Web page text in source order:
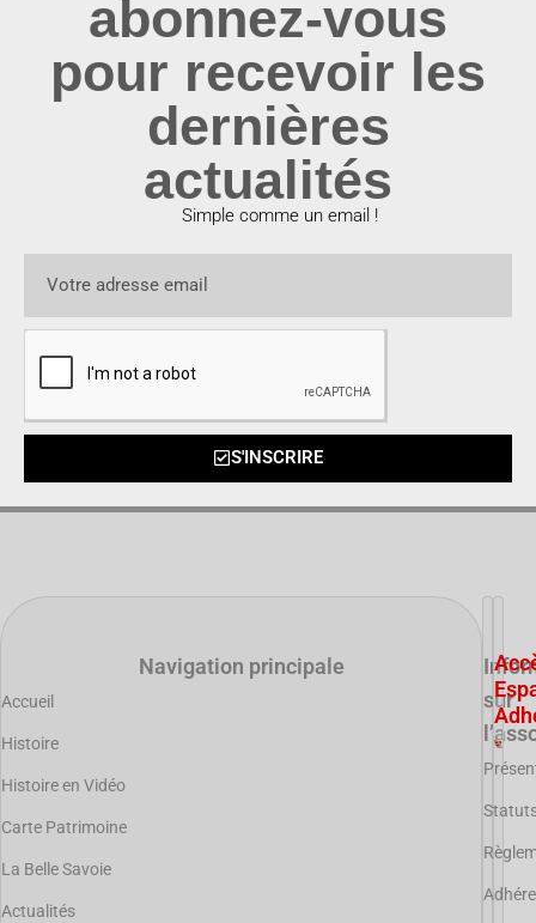
abonnez-vous
pour recevoir les
dernières
actualités
Simple comme un email !
S'INSCRIRE
Navigation principale
Accueil
Histoire
Histoire en Vidéo
Carte Patrimoine
La Belle Savoie
Actualités
sur